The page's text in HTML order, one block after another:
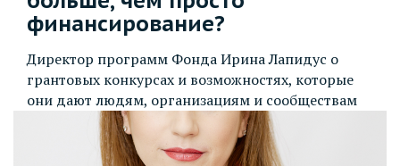
финансирование?
Директор программ Фонда Ирина Лапидус о
грантовых конкурсах и возможностях, которые
они дают людям, организациям и сообществам